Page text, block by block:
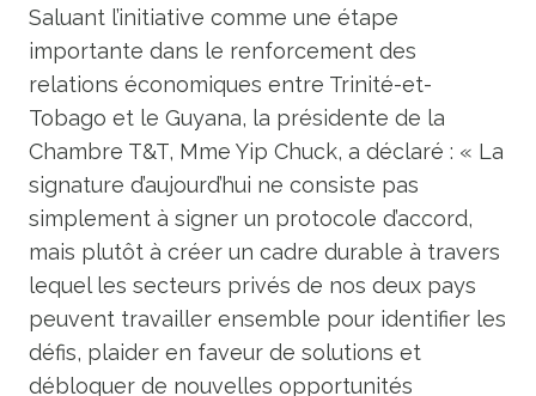
Saluant l’initiative comme une étape
importante dans le renforcement des
relations économiques entre Trinité-et-
Tobago et le Guyana, la présidente de la
Chambre T&T, Mme Yip Chuck, a déclaré : « La
signature d’aujourd’hui ne consiste pas
simplement à signer un protocole d’accord,
mais plutôt à créer un cadre durable à travers
lequel les secteurs privés de nos deux pays
peuvent travailler ensemble pour identifier les
défis, plaider en faveur de solutions et
débloquer de nouvelles opportunités